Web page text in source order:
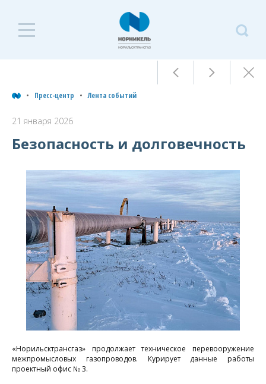
Пресс-центр
Пресс-релизы
Фоторепортажи
Контакты
Пресс-центр Лента событий
21 января 2026
Безопасность и долговечность
«Норильсктрансгаз» продолжает техническое перевооружение
межпромысловых газопроводов. Курирует данные работы
проектный офис № 3.